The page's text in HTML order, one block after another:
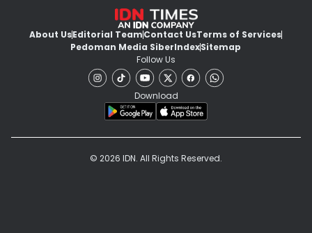
About UsEditorial TeamContact UsTerms of Services
Pedoman Media SiberIndexSitemap
Follow Us
Download
© 2026 IDN. All Rights Reserved.